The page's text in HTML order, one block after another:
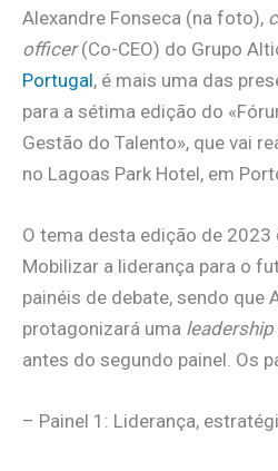
Alexandre Fonseca (na foto),
officer(Co-CEO) do Grupo
Portugal, é mais uma das
para a sétima edição do
Gestão do Talento», que vai
no Lagoas Park Hotel, em
O tema desta edição de 2023
Mobilizar a liderança para o
painéis de debate, sendo que
protagonizará uma
antes do segundo painel. Os
– Painel 1: Liderança,